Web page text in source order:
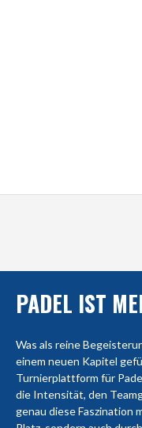
PADEL IST
Was als reine
einem neuen Kapitel
Turnierplattform für
die Intensität, den
genau diese Faszination